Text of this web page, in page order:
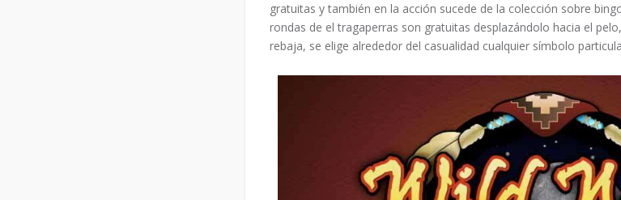
gratuitas y también en la acción sucede de la colección sobre
rondas de el tragaperras son gratuitas desplazándolo hacia el
rebaja, se elige alrededor del casualidad cualquier símbolo